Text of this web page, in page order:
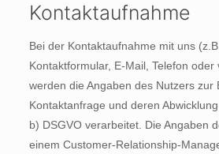
Kontaktaufnahme
Bei der Kontaktaufnahme mit uns
Kontaktformular, E-Mail, Telefon
werden die Angaben des Nutzers zur
Kontaktanfrage und deren
b) DSGVO verarbeitet. Die Angaben
einem Customer-Relationship-